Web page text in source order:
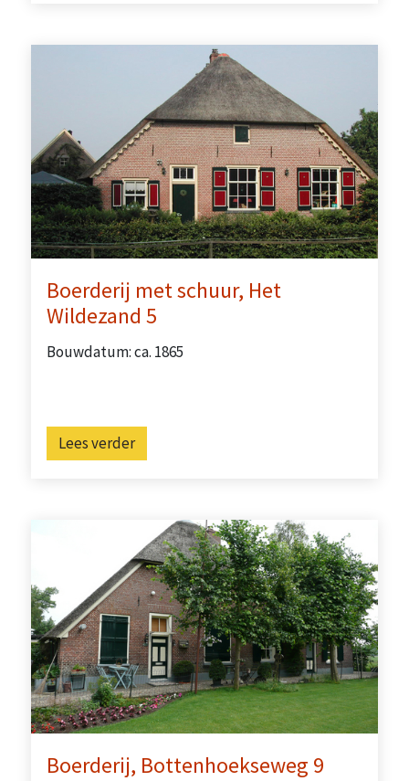
Boerderij met schuur, Het
Wildezand 5
Bouwdatum: ca. 1865
Lees verder
Boerderij, Bottenhoekseweg 9